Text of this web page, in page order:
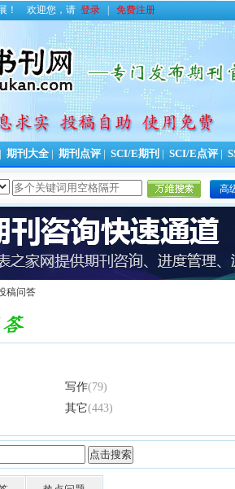
！ 欢迎您，请 登录 免费注册
期刊大全 期刊点评 SCI/E期刊 SCI/E点评
高
稿问答
写作(79)
其它(443)